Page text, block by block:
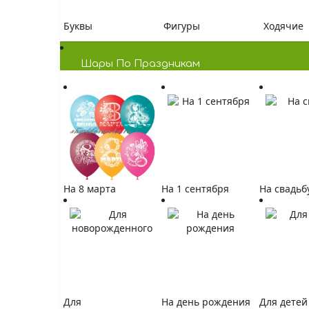
Буквы Фигуры Ходячие
Шары По Праздникам
На 8 марта На 1 сентября На
Для На день рождения Для детей